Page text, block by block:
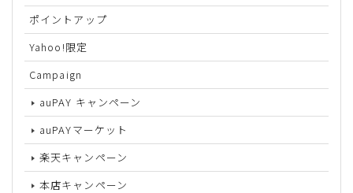
ポイントアップ
Yahoo!限定
Campaign
auPAY キャンペーン
auPAYマーケット
楽天キャンペーン
本店キャンペーン